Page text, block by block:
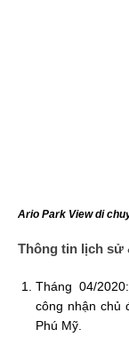
Ario Park View di
Thông tin lịch sử
Tháng 04/
công nhận chủ
Phú Mỹ.